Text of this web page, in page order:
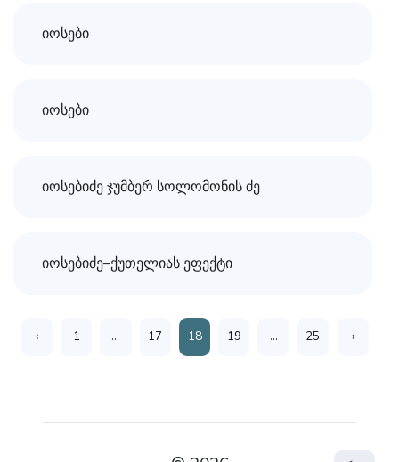
იოსები
იოსები
იოსებიძე ჯუმბერ ­სოლომონის ძე
იოსებიძე–ქუთელიას ეფექტი
‹ 1 ... 17 18 19 ... 25 ›